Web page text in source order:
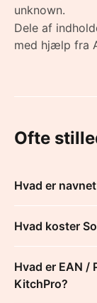
unknown.
Dele af
med hjælp fra
Ofte
Hvad er
Hvad koster
Hvad er EAN /
KitchPro?